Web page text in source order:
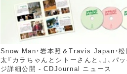
Snow Man・岩本照＆Travis Japan・松
太『カラちゃんとシトーさんと、』、パ
ジ詳細公開 - CDJournal ニュース